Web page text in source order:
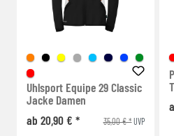
Uhlsport Equipe 29 Classic
Jacke Damen
ab 20,90 € *
35,00 € *UVP